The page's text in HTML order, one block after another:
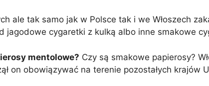
ale tak samo jak w Polsce tak i we Włoszech
jagodowe cygaretki z kulką albo inne smakowe
mentolowe? Czy są smakowe papierosy?
on obowiązywać na terenie pozostałych krajów